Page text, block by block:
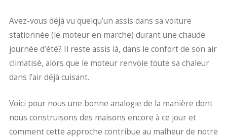
Avez-vous déjà vu quelqu’un assis dans sa voiture
stationnée (le moteur en marche) durant une chaude
journée d’été? Il reste assis là, dans le confort de son air
climatisé, alors que le moteur renvoie toute sa chaleur
dans l’air déjà cuisant.
Voici pour nous une bonne analogie de la manière dont
nous construisons des maisons encore à ce jour et
comment cette approche contribue au malheur de notre